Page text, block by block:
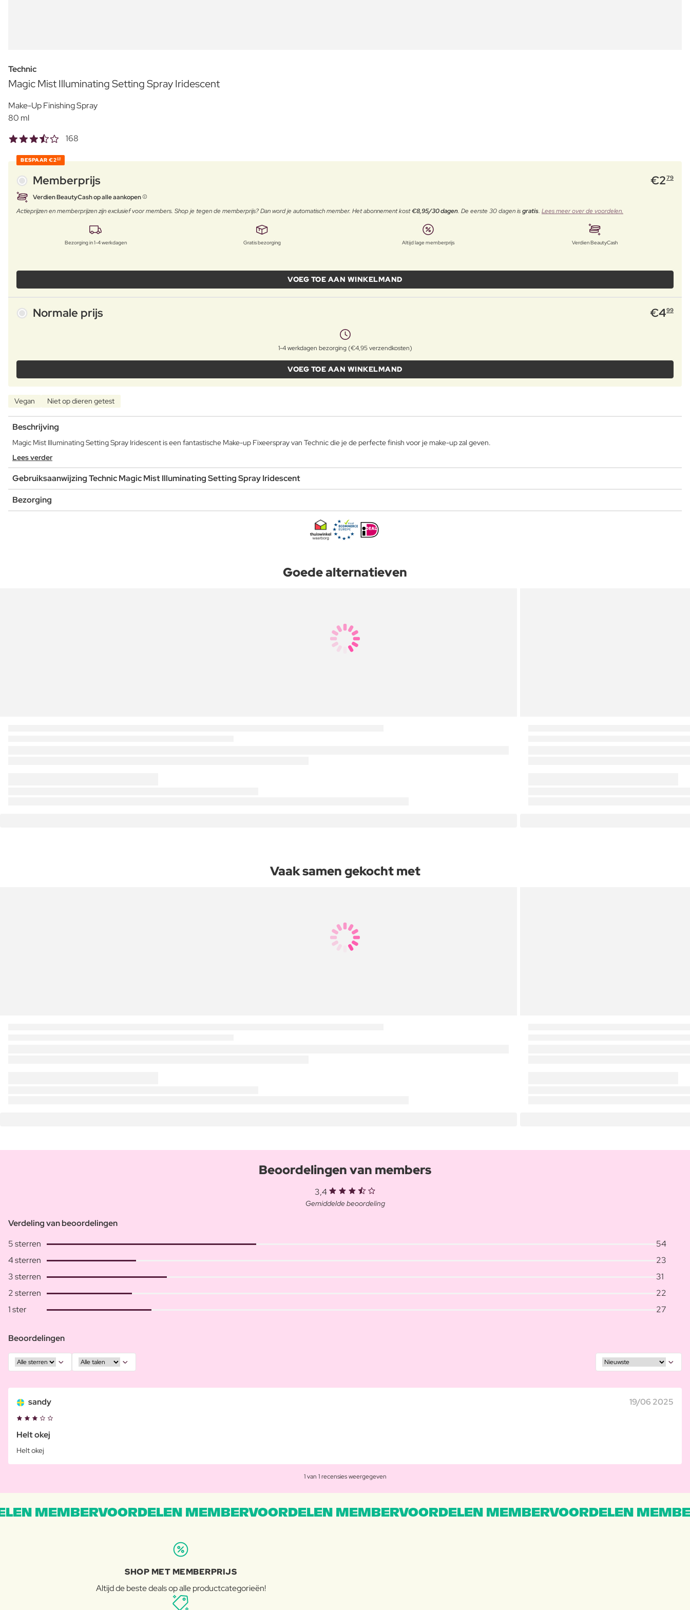
Technic
Magic Mist Illuminating Setting Spray Iridescent
Make-Up Finishing Spray
80 ml
168
BESPAAR €220
Memberprijs €279
Verdien BeautyCash op alle aankopen
Actieprijzen en memberprijzen zijn exclusief voor members. Shop je tegen de memberprijs? Dan word je automatisch member. Het abonnement kost€8,95/30 dagen. De eerste 30 dagen isgratis. Lees meer over de voordelen.
Bezorging in 1-4 werkdagen Gratis bezorging Altijd lage memberprijs Verdien BeautyCash
VOEG TOE AAN WINKELMAND
Normale prijs €499
1-4 werkdagen bezorging (€4,95 verzendkosten)
VOEG TOE AAN WINKELMAND
Vegan Niet op dieren getest
Beschrijving
Magic Mist Illuminating Setting Spray Iridescent is een fantastische Make-up Fixeerspray van Technic die je de perfecte finish voor je make-up zal geven.
Lees verder
Gebruiksaanwijzing Technic Magic Mist Illuminating Setting Spray Iridescent
Bezorging
Goede alternatieven
Vaak samen gekocht met
Beoordelingen van members
3,4
Gemiddelde beoordeling
Verdeling van beoordelingen
5 sterren
54
4 sterren
23
3 sterren
31
2 sterren
22
1 ster
27
Beoordelingen
sandy 19/06 2025
Helt okej
Helt okej
1 van 1 recensies weergegeven
MEMBERVOORDELEN MEMBERVOORDELEN MEMBERVOORDELEN MEMBERVOORDELEN
SHOP MET MEMBERPRIJS
Altijd de beste deals op alle productcategorieën!